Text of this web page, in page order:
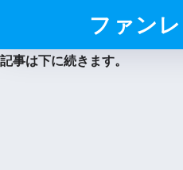
ファン
記事は下に続きます。